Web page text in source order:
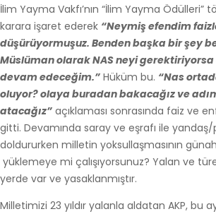
İlim Yayma Vakfı’nın “İlim Yayma Ödülleri”
karara işaret ederek “Neymiş efendim
düşürüyormuşuz. Benden başka bir şey
Müslüman olarak NAS neyi
devam edeceğim.” Hüküm bu. “Nas
oluyor? olaya buradan bakacağız ve
atacağız” açıklaması sonrasında faiz ve
gitti. Devamında saray ve eşrafı ile yandaş/
doldururken milletin yoksullaşmasının
yüklemeye mi çalışıyorsunuz? Yalan ve
yerde var ve yasaklanmıştır.
Milletimizi 23 yıldır yalanla aldatan AKP, bu